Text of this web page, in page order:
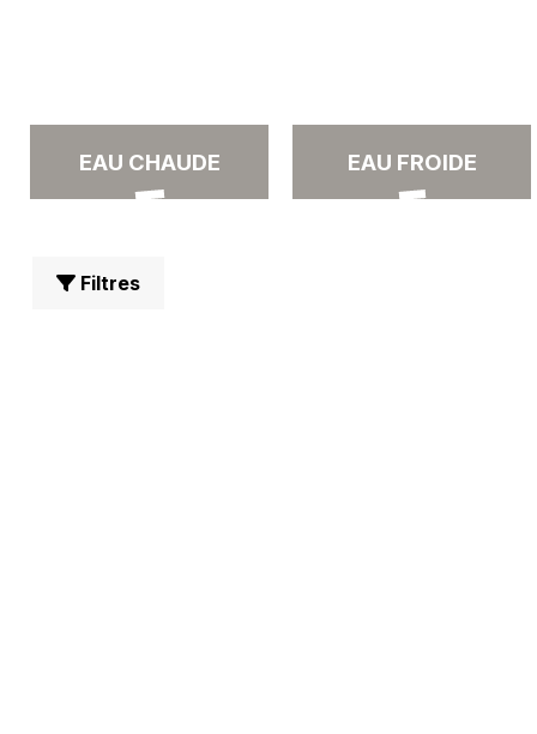
EAU CHAUDE EAU FROIDE
Filtres